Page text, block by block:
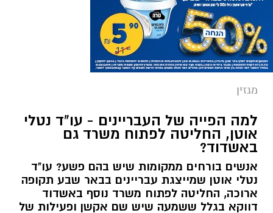
מגזין
למה הפייה של העבריינים - עו"ד נטלי
אוטן, החליטה לפתוח משרד גם
באשדוד?
אנשים בורחים ממקומות שיש בהם פשע? עו"ד
נטלי אוטן שמייצגת עבריינים בבאר שבע תקופה
ארוכה, החליטה לפתוח משרד נוסף באשדוד
דווקא בגלל ששמעה שיש שם אקשן ופעילות של